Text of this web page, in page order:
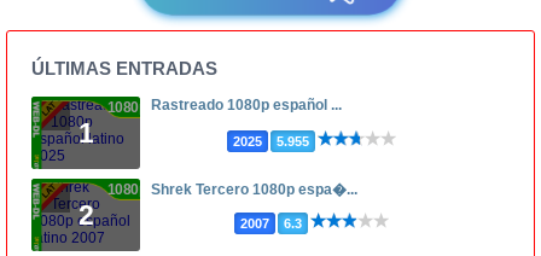
ÚLTIMAS ENTRADAS
1
1080p Rastreado 1080p español ...
2025 5.955
2
1080p Shrek Tercero 1080p espa�...
2007 6.3